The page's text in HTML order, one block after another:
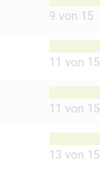
9 von 15
11 von 15
11 von 15
13 von 15